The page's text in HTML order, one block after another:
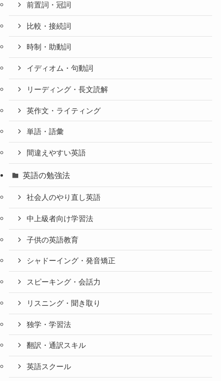
前置詞・冠詞
比較・接続詞
時制・助動詞
イディオム・句動詞
リーディング・長文読解
英作文・ライティング
単語・語彙
間違えやすい英語
英語の勉強法
社会人のやり直し英語
中上級者向け学習法
子供の英語教育
シャドーイング・発音矯正
スピーキング・会話力
リスニング・聞き取り
独学・学習法
翻訳・通訳スキル
英語スクール